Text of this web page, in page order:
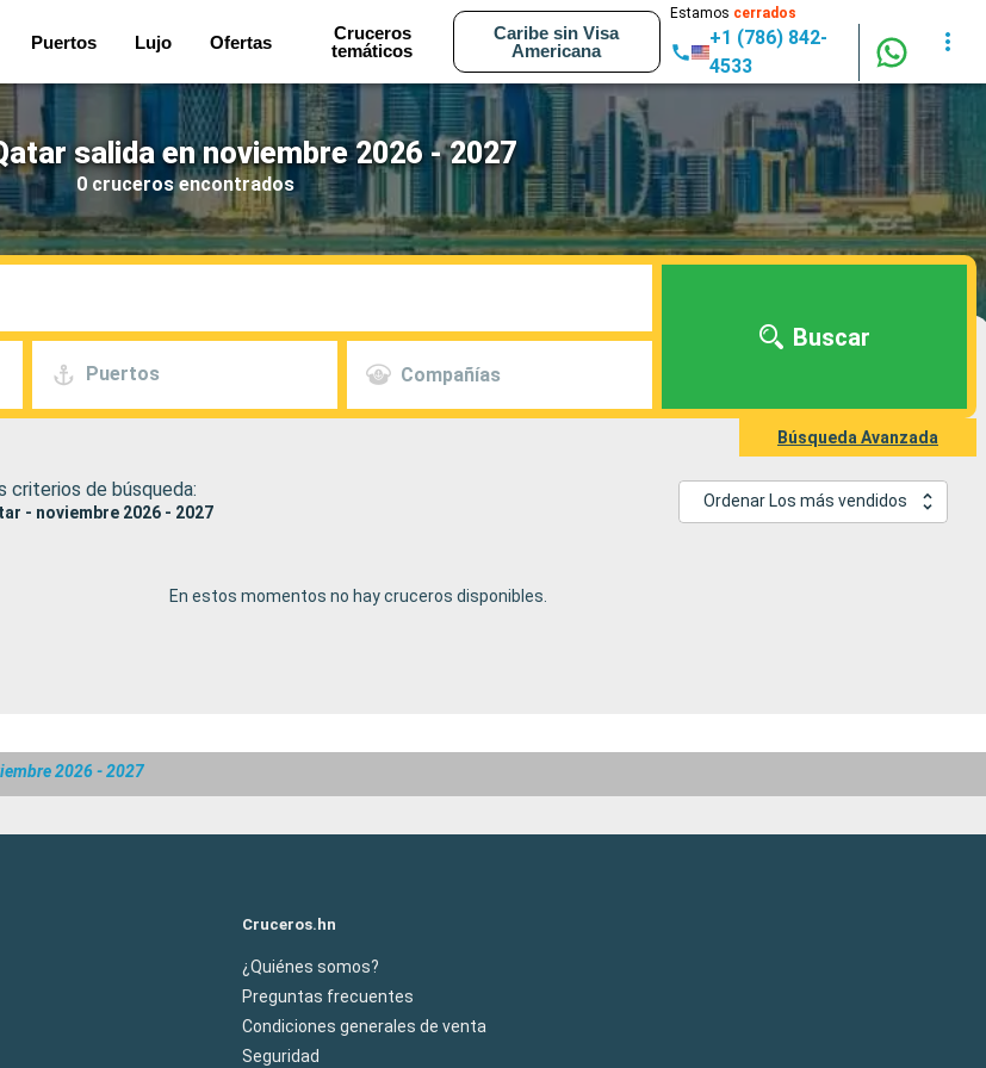
Puertos Lujo Ofertas
Cruceros
temáticos
Caribe sin Visa
Americana
Estamos cerrados
+1 (786) 842-
4533
salida en noviembre 2026 - 2027
0 cruceros encontrados
Puertos Compañías
Buscar
Búsqueda Avanzada
criterios de búsqueda:
- noviembre 2026 - 2027
Ordenar Los más vendidos
En estos momentos no hay cruceros disponibles.
2026 - 2027
Cruceros.hn
¿Quiénes somos?
Preguntas frecuentes
Condiciones generales de venta
Seguridad